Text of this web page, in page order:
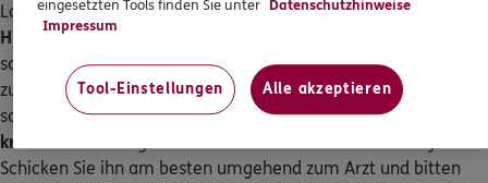
Laut Arbeitsrecht steht Ihren Angestellten grundsätzlich
Hitzefrei
schlecht, braucht dieser nicht auf einen offiziellen Feierabend
zu warten. Bekommt jemand heftige Kopfschmerzen, ist ihm
schwindlig oder übel, sollte sich Ihr Arbeitnehmer
krankmelden
Schicken Sie ihn am besten umgehend zum Arzt und bitten
eingesetzten Tools finden Sie unter Datenschutzhinweise
Impressum
Tool-Einstellungen Alle akzeptieren